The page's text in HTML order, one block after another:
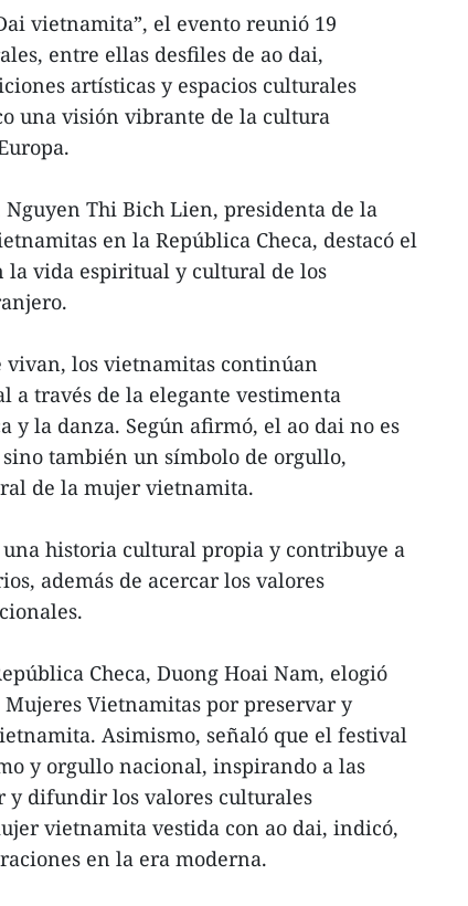
vietnamita”, el evento reunió 19
entre ellas desfiles de ao dai,
artísticas y espacios culturales
una visión vibrante de la cultura
Thi Bich Lien, presidenta de la
en la República Checa, destacó el
la vida espiritual y cultural de los
los vietnamitas continúan
a través de la elegante vestimenta
y la danza. Según afirmó, el ao dai no es
también un símbolo de orgullo,
de la mujer vietnamita.
historia cultural propia y contribuye a
además de acercar los valores
Checa, Duong Hoai Nam, elogió
Vietnamitas por preservar y
Asimismo, señaló que el festival
y orgullo nacional, inspirando a las
y difundir los valores culturales
vietnamita vestida con ao dai, indicó,
en la era moderna.